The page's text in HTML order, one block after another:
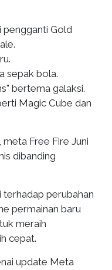
pengganti Gold
sepak bola.
bertema galaksi.
Magic Cube dan
Free Fire Juni
dibanding
perubahan
permainan baru
meraih
cepat.
update Meta